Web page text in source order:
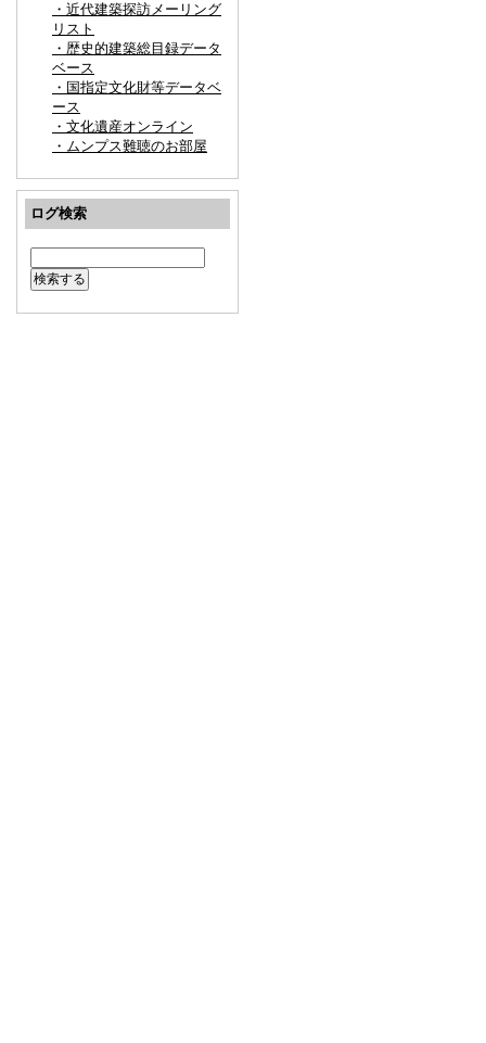
・近代建築探訪メーリング
リスト
・歴史的建築総目録データ
ベース
・国指定文化財等データベ
ース
・文化遺産オンライン
・ムンプス難聴のお部屋
ログ検索